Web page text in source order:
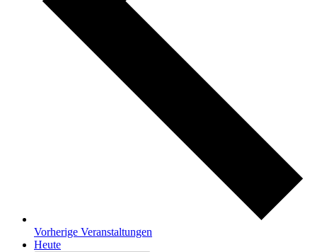
Vorherige Veranstaltungen
Heute